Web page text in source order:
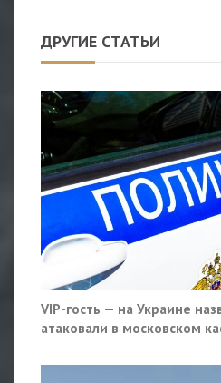
ДРУГИЕ СТАТЬИ
VIP-гость — на Украине
атаковали в московском